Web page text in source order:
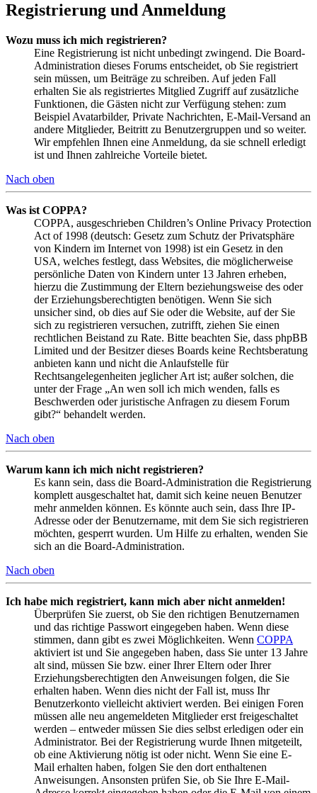
Registrierung und Anmeldung
Wozu muss ich mich registrieren?
Eine Registrierung ist nicht unbedingt zwingend. Die Board-
Administration dieses Forums entscheidet, ob Sie registriert
sein müssen, um Beiträge zu schreiben. Auf jeden Fall
erhalten Sie als registriertes Mitglied Zugriff auf zusätzliche
Funktionen, die Gästen nicht zur Verfügung stehen: zum
Beispiel Avatarbilder, Private Nachrichten, E-Mail-Versand an
andere Mitglieder, Beitritt zu Benutzergruppen und so weiter.
Wir empfehlen Ihnen eine Anmeldung, da sie schnell erledigt
ist und Ihnen zahlreiche Vorteile bietet.
Nach oben
Was ist COPPA?
COPPA, ausgeschrieben Children’s Online Privacy Protection
Act of 1998 (deutsch: Gesetz zum Schutz der Privatsphäre
von Kindern im Internet von 1998) ist ein Gesetz in den
USA, welches festlegt, dass Websites, die möglicherweise
persönliche Daten von Kindern unter 13 Jahren erheben,
hierzu die Zustimmung der Eltern beziehungsweise des oder
der Erziehungsberechtigten benötigen. Wenn Sie sich
unsicher sind, ob dies auf Sie oder die Website, auf der Sie
sich zu registrieren versuchen, zutrifft, ziehen Sie einen
rechtlichen Beistand zu Rate. Bitte beachten Sie, dass phpBB
Limited und der Besitzer dieses Boards keine Rechtsberatung
anbieten kann und nicht die Anlaufstelle für
Rechtsangelegenheiten jeglicher Art ist; außer solchen, die
unter der Frage „An wen soll ich mich wenden, falls es
Beschwerden oder juristische Anfragen zu diesem Forum
gibt?“ behandelt werden.
Nach oben
Warum kann ich mich nicht registrieren?
Es kann sein, dass die Board-Administration die Registrierung
komplett ausgeschaltet hat, damit sich keine neuen Benutzer
mehr anmelden können. Es könnte auch sein, dass Ihre IP-
Adresse oder der Benutzername, mit dem Sie sich registrieren
möchten, gesperrt wurden. Um Hilfe zu erhalten, wenden Sie
sich an die Board-Administration.
Nach oben
Ich habe mich registriert, kann mich aber nicht anmelden!
Überprüfen Sie zuerst, ob Sie den richtigen Benutzernamen
und das richtige Passwort eingegeben haben. Wenn diese
stimmen, dann gibt es zwei Möglichkeiten. Wenn COPPA
aktiviert ist und Sie angegeben haben, dass Sie unter 13 Jahre
alt sind, müssen Sie bzw. einer Ihrer Eltern oder Ihrer
Erziehungsberechtigten den Anweisungen folgen, die Sie
erhalten haben. Wenn dies nicht der Fall ist, muss Ihr
Benutzerkonto vielleicht aktiviert werden. Bei einigen Foren
müssen alle neu angemeldeten Mitglieder erst freigeschaltet
werden – entweder müssen Sie dies selbst erledigen oder ein
Administrator. Bei der Registrierung wurde Ihnen mitgeteilt,
ob eine Aktivierung nötig ist oder nicht. Wenn Sie eine E-
Mail erhalten haben, folgen Sie den dort enthaltenen
Anweisungen. Ansonsten prüfen Sie, ob Sie Ihre E-Mail-